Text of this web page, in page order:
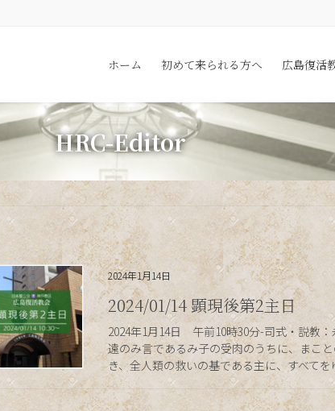
ホーム 初めて来られる方へ 広島復活
HRC-Editor
2024年1月14日
2024/01/14 顕現後第2主日
2024年1月14日 午前10時30分-司式・説教
遠のみ言であるみ子の受肉のうちに、まこ
き、全人類の救いの基である主に、すべて